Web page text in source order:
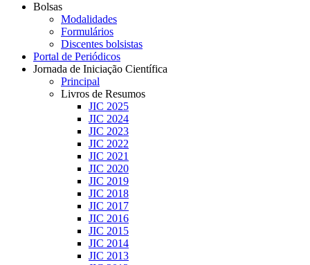
Bolsas
Modalidades
Formulários
Discentes bolsistas
Portal de Periódicos
Jornada de Iniciação Científica
Principal
Livros de Resumos
JIC 2025
JIC 2024
JIC 2023
JIC 2022
JIC 2021
JIC 2020
JIC 2019
JIC 2018
JIC 2017
JIC 2016
JIC 2015
JIC 2014
JIC 2013